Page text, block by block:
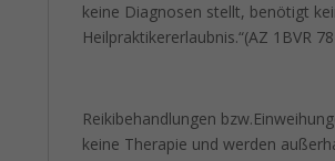
keine Diagnosen stellt, benötigt
Heilpraktikererlaubnis.“(AZ 1BVR
Reikibehandlungen
keine Therapie und werden